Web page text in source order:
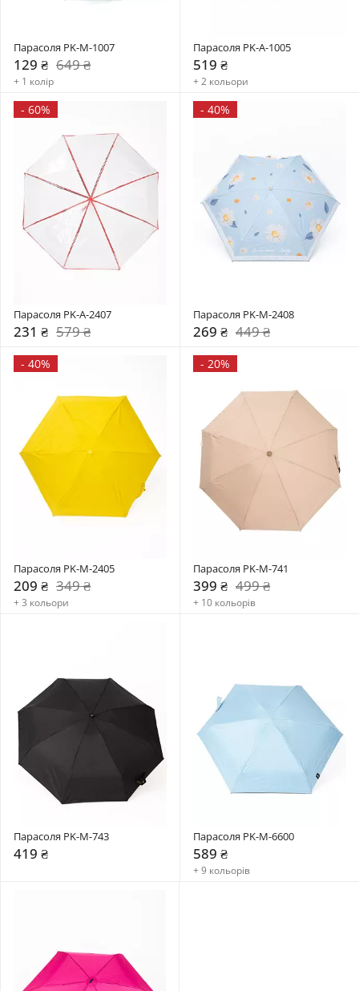
Парасоля PK-M-1007
129 ₴ 649 ₴
+ 1 колір
Парасоля PK-A-1005
519 ₴
+ 2 кольори
- 60%
Парасоля PK-A-2407
231 ₴ 579 ₴
- 40%
Парасоля PK-M-2408
269 ₴ 449 ₴
- 40%
Парасоля PK-M-2405
209 ₴ 349 ₴
+ 3 кольори
- 20%
Парасоля PK-M-741
399 ₴ 499 ₴
+ 10 кольорів
Парасоля PK-M-743
419 ₴
Парасоля PK-M-6600
589 ₴
+ 9 кольорів